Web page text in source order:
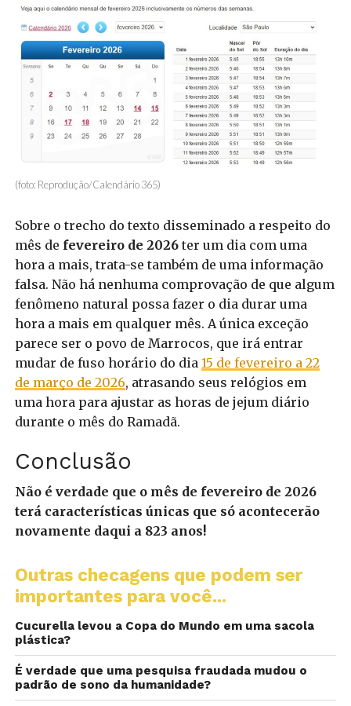
(foto: Reprodução/Calendário 365)
Sobre o trecho do texto disseminado a respeito do
mês de fevereiro de 2026ter um dia com uma
hora a mais, trata-se também de uma informação
falsa. Não há nenhuma comprovação de que algum
fenômeno natural possa fazer o dia durar uma
hora a mais em qualquer mês. A única exceção
parece ser o povo de Marrocos, que irá entrar
mudar de fuso horário do dia 15 de fevereiro a 22
de março de 2026, atrasando seus relógios em
uma hora para ajustar as horas de jejum diário
durante o mês do Ramadã.
Conclusão
Não é verdade que o mês de fevereiro de 2026
terá características únicas que só acontecerão
novamente daqui a 823 anos!
Outras checagens que podem ser
importantes para você...
Cucurella levou a Copa do Mundo em uma sacola
plástica?
É verdade que uma pesquisa fraudada mudou o
padrão de sono da humanidade?